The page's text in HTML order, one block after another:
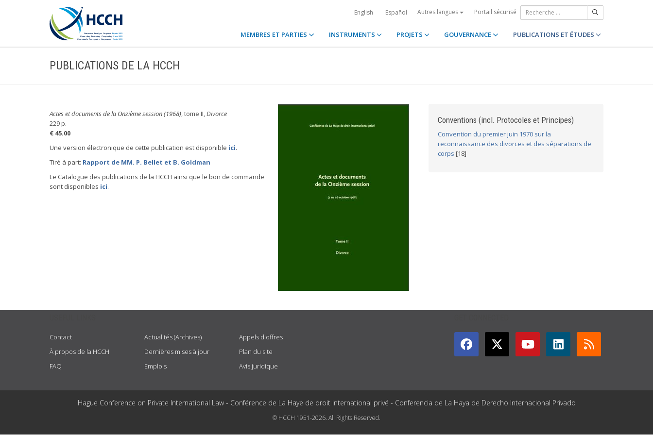
English Español Autres langues Portail sécurisé
MEMBRES ET PARTIES INSTRUMENTS PROJETS GOUVERNANCE PUBLICATIONS ET ÉTUDES
PUBLICATIONS DE LA HCCH
Actes et documents de la Onzième session (1968), tome II,Divorce
229 p.
€ 45.00
Une version électronique de cette publication est disponible ici.
Tiré à part: Rapport de MM. P. Bellet et B. Goldman
Le Catalogue des publications de la HCCH ainsi que le bon de commande
sont disponibles ici.
Conventions (incl. Protocoles et Principes)
Convention du premier juin 1970 sur la
reconnaissance des divorces et des séparations de
corps [18]
Contact
À propos de la HCCH
FAQ
Actualités (Archives)
Dernières mises à jour
Emplois
Appels d'offres
Plan du site
Avis juridique
Hague Conference on Private International Law - Conférence de La Haye de droit international privé - Conferencia de La Haya de Derecho Internacional Privado
© HCCH 1951-2026. All Rights Reserved.